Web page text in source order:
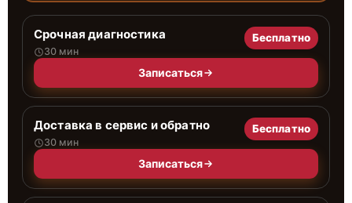
Срочная диагностика
30 мин
Бесплатно
Записаться
Доставка в сервис и обратно
30 мин
Бесплатно
Записаться